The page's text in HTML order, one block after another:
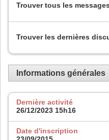
Trouver tous les messages
Trouver les dernières
Informations générales
Dernière activité
26/12/2023 15h16
Date d'inscription